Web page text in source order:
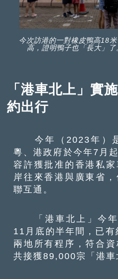
今次訪港的一對橡皮鴨高18
高，證明鴨子也「長大」
「港車北上」實
約出行
今年（2023年）是
粵、港政府於今年7月
容許獲批准的香港私
岸往來香港與廣東省
聯互通。
「港車北上」今年
11月底的半年間，已
兩地所有程序，符合
共接獲89,000宗「港車